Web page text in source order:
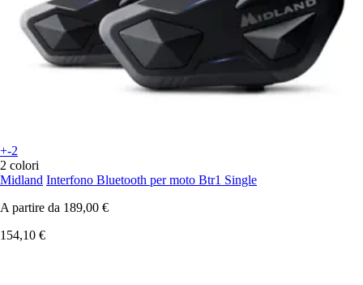
+-2
2 colori
Midland Interfono Bluetooth per moto Btr1 Single
A partire da 189,00 €
154,10 €